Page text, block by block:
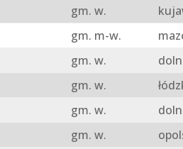
gm. w.
gm. m-w.
gm. w.
gm. w.
gm. w.
gm. w.